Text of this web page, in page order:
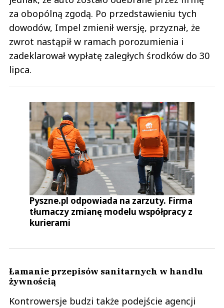
za obopólną zgodą. Po przedstawieniu tych
dowodów, Impel zmienił wersję, przyznał, że
zwrot nastąpił w ramach porozumienia i
zadeklarował wypłatę zaległych środków do 30
lipca.
Pyszne.pl odpowiada na zarzuty. Firma
tłumaczy zmianę modelu współpracy z
kurierami
Łamanie przepisów sanitarnych w handlu
żywnością
Kontrowersje budzi także podejście agencji